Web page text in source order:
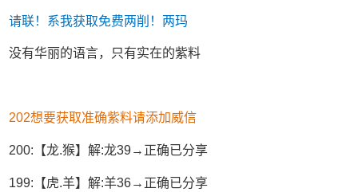
请联！系我获取免费两削！两玛
没有华丽的语言，只有实在的紫料
202想要获取准确紫料请添加威信
200:【龙.猴】解:龙39→正确已分享
199:【虎.羊】解:羊36→正确已分享